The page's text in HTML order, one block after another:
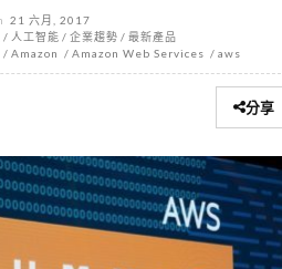
21 六月, 2017
人工智能 企業趨勢
最新產品
Amazon Amazon Web Services aws
分享